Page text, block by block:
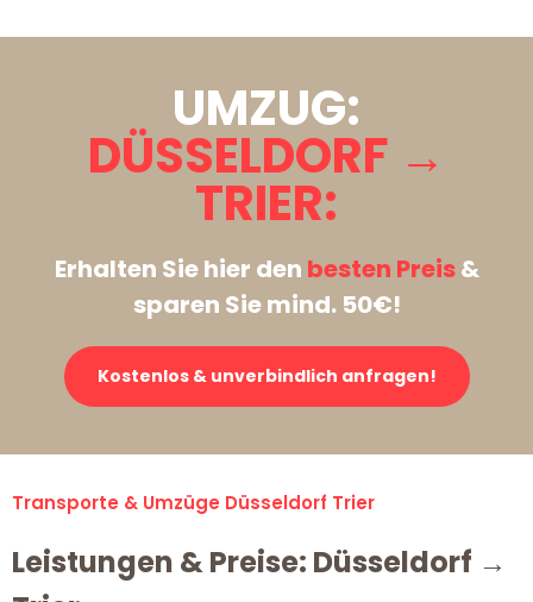
UMZUG:
DÜSSELDORF →
TRIER:
Erhalten Sie hier den besten Preis&
sparen Sie mind. 50€!
Kostenlos & unverbindlich anfragen!
Transporte & Umzüge Düsseldorf Trier
Leistungen & Preise: Düsseldorf →